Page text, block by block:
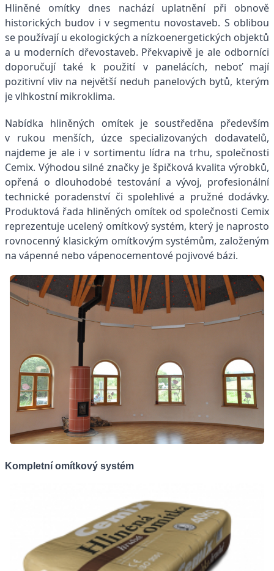
Hliněné omítky dnes nachází uplatnění při obnově
historických budov i v segmentu novostaveb. S oblibou
se používají u ekologických a nízkoenergetických objektů
a u moderních dřevostaveb. Překvapivě je ale odborníci
doporučují také k použití v panelácích, neboť mají
pozitivní vliv na největší neduh panelových bytů, kterým
je vlhkostní mikroklima.
Nabídka hliněných omítek je soustředěna především
v rukou menších, úzce specializovaných dodavatelů,
najdeme je ale i v sortimentu lídra na trhu, společnosti
Cemix. Výhodou silné značky je špičková kvalita výrobků,
opřená o dlouhodobé testování a vývoj, profesionální
technické poradenství či spolehlivé a pružné dodávky.
Produktová řada hliněných omítek od společnosti Cemix
reprezentuje ucelený omítkový systém, který je naprosto
rovnocenný klasickým omítkovým systémům, založeným
na vápenné nebo vápenocementové pojivové bázi.
Kompletní omítkový systém